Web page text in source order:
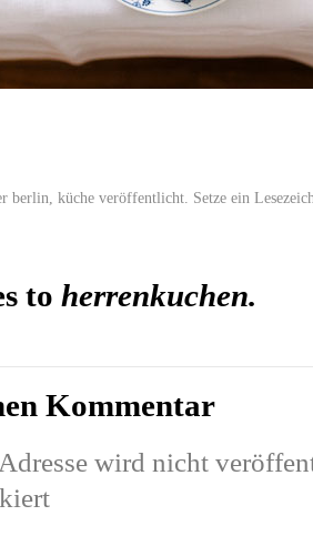
berlin küche veröffentlicht. Setze ein
to herrenkuchen.
Kommentar
wird nicht